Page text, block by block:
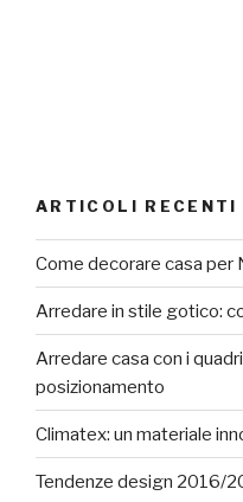
ARTICOLI RECENTI
Come decorare casa per
Arredare in stile gotico:
Arredare casa con i
posizionamento
Climatex: un materiale
Tendenze design 2016/